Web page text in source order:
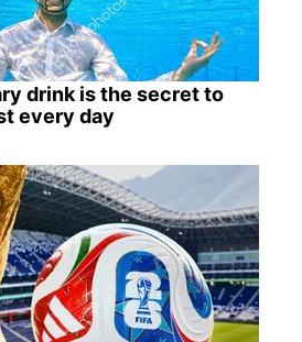
drink is the secret to
every day